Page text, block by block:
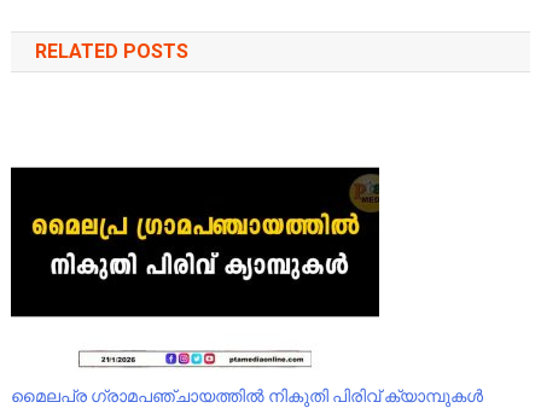
navigation
RELATED POSTS
മൈലപ്ര ഗ്രാമപഞ്ചായത്തിൽ നികുതി പിരിവ് ക്യാമ്പുകൾ